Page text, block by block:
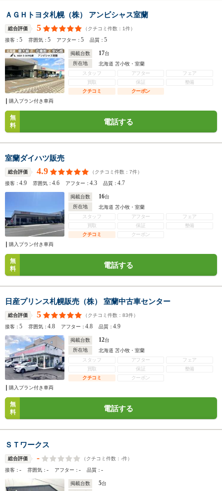
ＡＧＨトヨタ札幌（株） アンビシャス室蘭
総合評価 5 （クチコミ件数： 1件）
接客：5 雰囲気：5 アフター：5 品質：5
掲載台数 17台
所在地
北海道 苫小牧・室蘭
スタッフ
アフター
フェア
買取
保証
整備
クチコミ
クーポン
購入プラン付き車両
無
料
電話する
室蘭ダイハツ販売
総合評価 4.9 （クチコミ件数： 7件）
接客：4.9 雰囲気：4.6 アフター：4.3 品質：4.7
掲載台数 16台
所在地
北海道 苫小牧・室蘭
スタッフ
アフター
フェア
買取
保証
整備
クチコミ
クーポン
購入プラン付き車両
無
料
電話する
日産プリンス札幌販売（株） 室蘭中古車センター
総合評価 5 （クチコミ件数： 83件）
接客：5 雰囲気：4.8 アフター：4.8 品質：4.9
掲載台数 12台
所在地
北海道 苫小牧・室蘭
スタッフ
アフター
フェア
買取
保証
整備
クチコミ
クーポン
購入プラン付き車両
無
料
電話する
ＳＴワークス
総合評価 - （クチコミ件数： -件）
接客：- 雰囲気：- アフター：- 品質：-
掲載台数 5台